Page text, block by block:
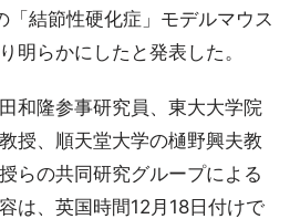
「結節性硬化症」モデルマウス
明らかにしたと発表した。
和隆参事研究員、東大大学院
授、順天堂大学の樋野興夫教
らの共同研究グループによる
は、英国時間12月18日付けで